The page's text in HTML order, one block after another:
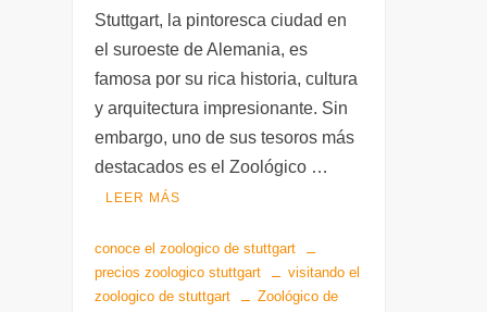
er e
b
o
o
k
s
A
p
p
gr
a
m
bl
m
p
ar
tir
Stuttgart, la pintoresca ciudad en
el suroeste de Alemania, es
famosa por su rica historia, cultura
y arquitectura impresionante. Sin
embargo, uno de sus tesoros más
destacados es el Zoológico …
LEER MÁS
conoce el zoologico de stuttgart
precios zoologico stuttgart
visitando el
zoologico de stuttgart
Zoológico de